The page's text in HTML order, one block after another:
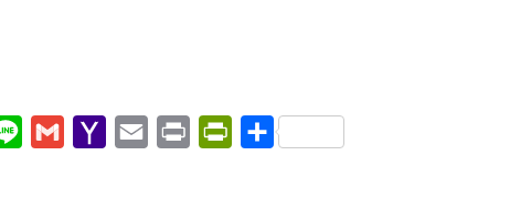
Line Gmail Yahoo Email Print PrintFriendly
Share